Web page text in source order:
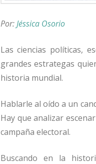
Por:Jéssica Osorio
Las ciencias políticas,
grandes estrategas
historia mundial.
Hablarle al oído a un
Hay que analizar
campaña electoral.
Buscando en la